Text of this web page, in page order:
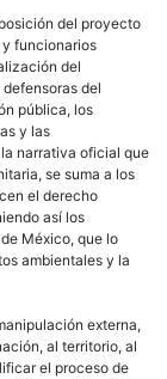
del proyecto
y funcionarios
del
del
pública, los
y las
narrativa oficial que
se suma a los
el derecho
así los
México, que lo
ambientales y la
externa,
al territorio, al
el proceso de